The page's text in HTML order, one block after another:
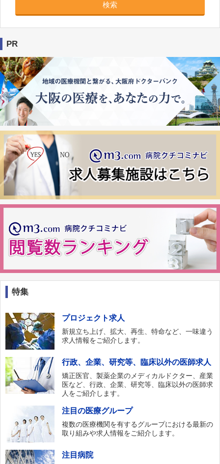
検索
PR
特集
プロジェクト求人
新規立ち上げ、拡大、再生、特命など、一味違う
求人情報をご紹介します。
行政、企業、研究等、臨床以外の医師求人
矯正医官、製薬企業のメディカルドクター、産業
医など、行政、企業、研究等、臨床以外の医師求
人をご紹介します。
注目の医療グループ
複数の医療機関を有するグループにおける最新の
取り組みや求人情報をご紹介します。
注目病院